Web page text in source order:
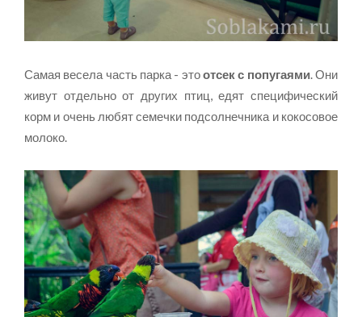
Самая весела часть парка - этоотсек с попугаями. Они
живут отдельно от других птиц, едят специфический
корм и очень любят семечки подсолнечника и кокосовое
молоко.